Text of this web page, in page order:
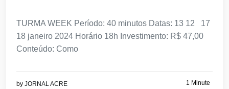
TURMA WEEK Período: 40 minutos Datas: 13 12 17
18 janeiro 2024 Horário 18h Investimento: R$ 47,00
Conteúdo: Como
by JORNAL ACRE 1 Minute